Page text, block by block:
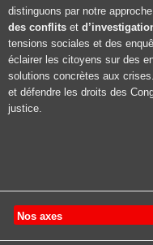
distinguons par notre
des conflits et
tensions sociales et des
éclairer les citoyens sur des
solutions concrètes aux
et défendre les droits des
justice.
Nos axes